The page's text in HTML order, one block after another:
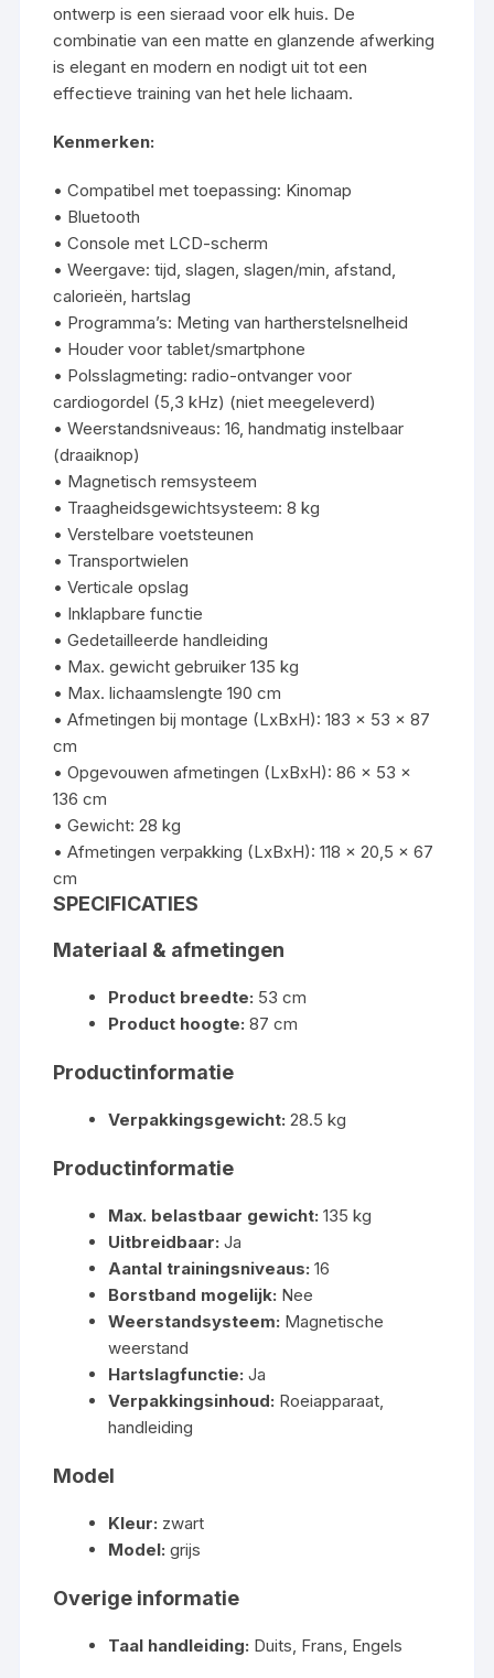
ontwerp is een sieraad voor elk huis. De
combinatie van een matte en glanzende afwerking
is elegant en modern en nodigt uit tot een
effectieve training van het hele lichaam.
Kenmerken:
• Compatibel met toepassing: Kinomap
• Bluetooth
• Console met LCD-scherm
• Weergave: tijd, slagen, slagen/min, afstand,
calorieën, hartslag
• Programma’s: Meting van hartherstelsnelheid
• Houder voor tablet/smartphone
• Polsslagmeting: radio-ontvanger voor
cardiogordel (5,3 kHz) (niet meegeleverd)
• Weerstandsniveaus: 16, handmatig instelbaar
(draaiknop)
• Magnetisch remsysteem
• Traagheidsgewichtsysteem: 8 kg
• Verstelbare voetsteunen
• Transportwielen
• Verticale opslag
• Inklapbare functie
• Gedetailleerde handleiding
• Max. gewicht gebruiker 135 kg
• Max. lichaamslengte 190 cm
• Afmetingen bij montage (LxBxH): 183 x 53 x 87
cm
• Opgevouwen afmetingen (LxBxH): 86 x 53 x
136 cm
• Gewicht: 28 kg
• Afmetingen verpakking (LxBxH): 118 x 20,5 x 67
cm
SPECIFICATIES
Materiaal & afmetingen
Product breedte: 53 cm
Product hoogte: 87 cm
Productinformatie
Verpakkingsgewicht: 28.5 kg
Productinformatie
Max. belastbaar gewicht: 135 kg
Uitbreidbaar: Ja
Aantal trainingsniveaus: 16
Borstband mogelijk: Nee
Weerstandsysteem: Magnetische
weerstand
Hartslagfunctie: Ja
Verpakkingsinhoud: Roeiapparaat,
handleiding
Model
Kleur: zwart
Model: grijs
Overige informatie
Taal handleiding: Duits, Frans, Engels